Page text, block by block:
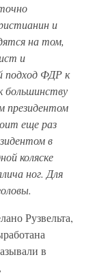
и
на том,
и
подход ФДР к
большинству
президентом
еще раз
в
коляске
ног. Для
Рузвельта,
в